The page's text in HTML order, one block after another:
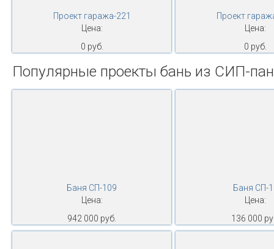
Проект гаража-221
Цена:
0 руб.
Проект
Цена:
0 руб.
Популярные проекты бань из СИП-
Баня СП-109
Цена:
942 000 руб.
Баня СП-
Цена:
136 000